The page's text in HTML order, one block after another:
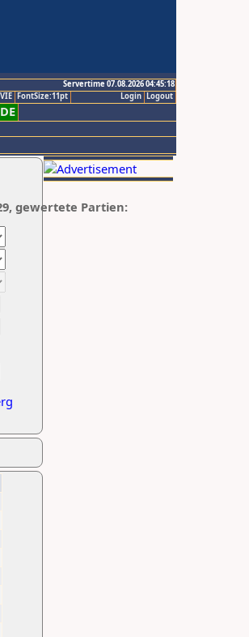
Servertime 07.08.2026 04:45:18
Logout
Login
VIE FontSize:11pt
gewertete Partien: